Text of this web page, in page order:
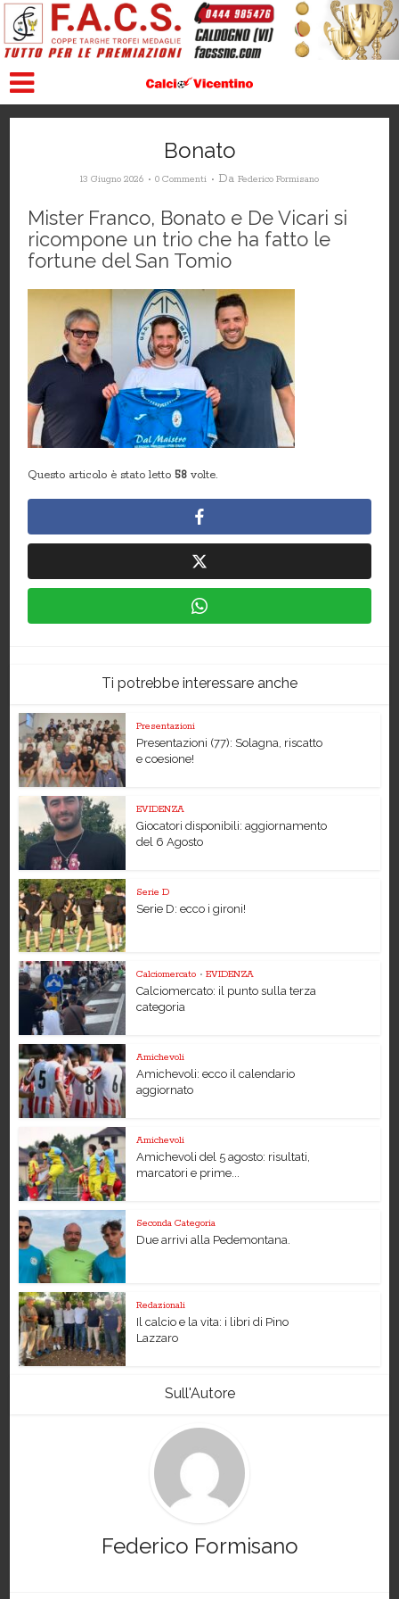
Bonato
13 Giugno 2026 0 Commenti Da Federico Formisano
Mister Franco, Bonato e De Vicari si
ricompone un trio che ha fatto le
fortune del San Tomio
Questo articolo è stato letto 58 volte.
Ti potrebbe interessare anche
Presentazioni
Presentazioni (77): Solagna, riscatto
e coesione!
EVIDENZA
Giocatori disponibili: aggiornamento
del 6 Agosto
Serie D
Serie D: ecco i gironi!
Calciomercato • EVIDENZA
Calciomercato: il punto sulla terza
categoria
Amichevoli
Amichevoli: ecco il calendario
aggiornato
Amichevoli
Amichevoli del 5 agosto: risultati,
marcatori e prime...
Seconda Categoria
Due arrivi alla Pedemontana.
Redazionali
Il calcio e la vita: i libri di Pino
Lazzaro
Sull'Autore
Federico Formisano